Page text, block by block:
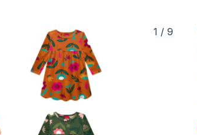
1 / 9